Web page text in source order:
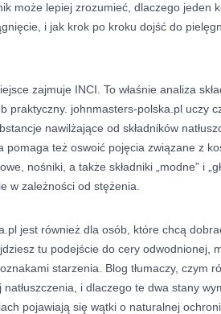
może lepiej zrozumieć, dlaczego jeden
i jak krok po kroku dojść do
zajmuje INCI. To właśnie analiza
praktyczny. johnmasters-polska.pl uczy
nawilżające od składników
pomaga też oswoić pojęcia związane z
nośniki, a także składniki „modne” i
w zależności od stężenia.
jest również dla osób, które chcą
tu podejście do cery odwodnionej,
starzenia. Blog tłumaczy, czym
i dlaczego te dwa stany
pojawiają się wątki o naturalnej